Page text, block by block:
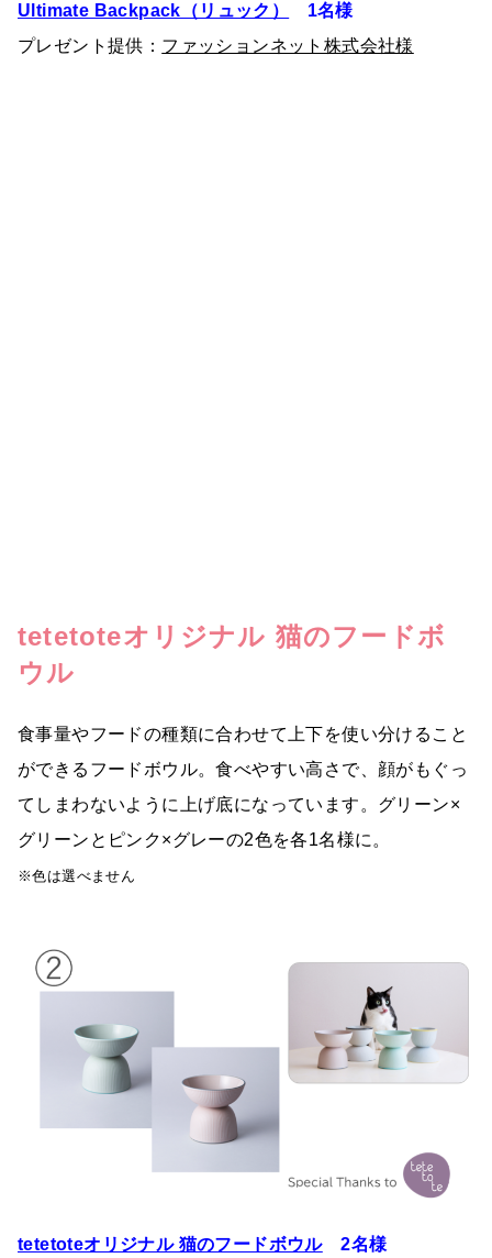
Ultimate Backpack（リュック）
1名様
プレゼント提供： ファッションネット株式会社様
tetetoteオリジナル 猫のフードボ
ウル
食事量やフードの種類に合わせて上下を使い分けること
ができるフードボウル。食べやすい高さで、顔がもぐっ
てしまわないように上げ底になっています。グリーン×
グリーンとピンク×グレーの2色を各1名様に。
※色は選べません
tetetoteオリジナル 猫のフードボウル2名様